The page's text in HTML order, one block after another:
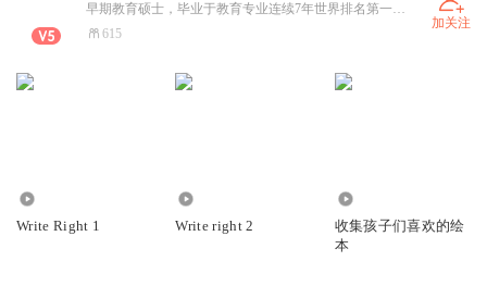
早期教育硕士，毕业于教育专业连续7年世界排名第一的伦敦UCL学校IOE教育学院
615
加关注
Write Right 1 Write right 2
收集孩子们喜欢的绘
本